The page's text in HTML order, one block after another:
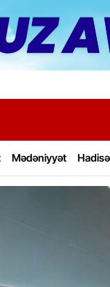
Mədəniyyət Hadisə